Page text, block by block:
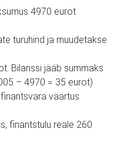
4970 eurot
turuhind ja muudetakse
Bilanssi jääb summaks
– 4970 = 35 eurot)
väärtus
finantstulu reale 260